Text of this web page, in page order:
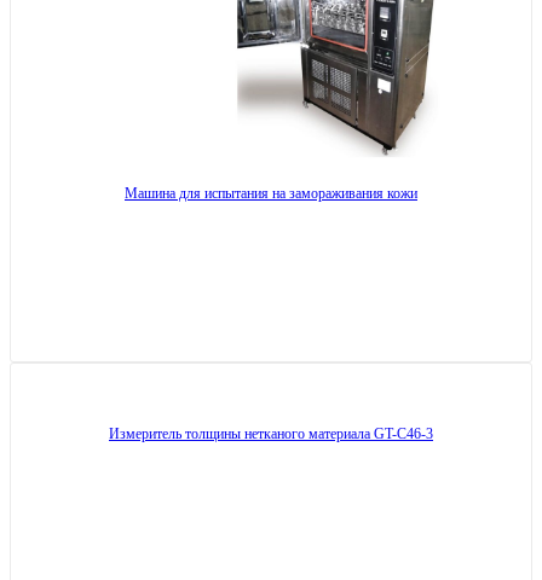
Машина для испытания на замораживания кожи
Измеритель толщины нетканого материала GT-C46-3